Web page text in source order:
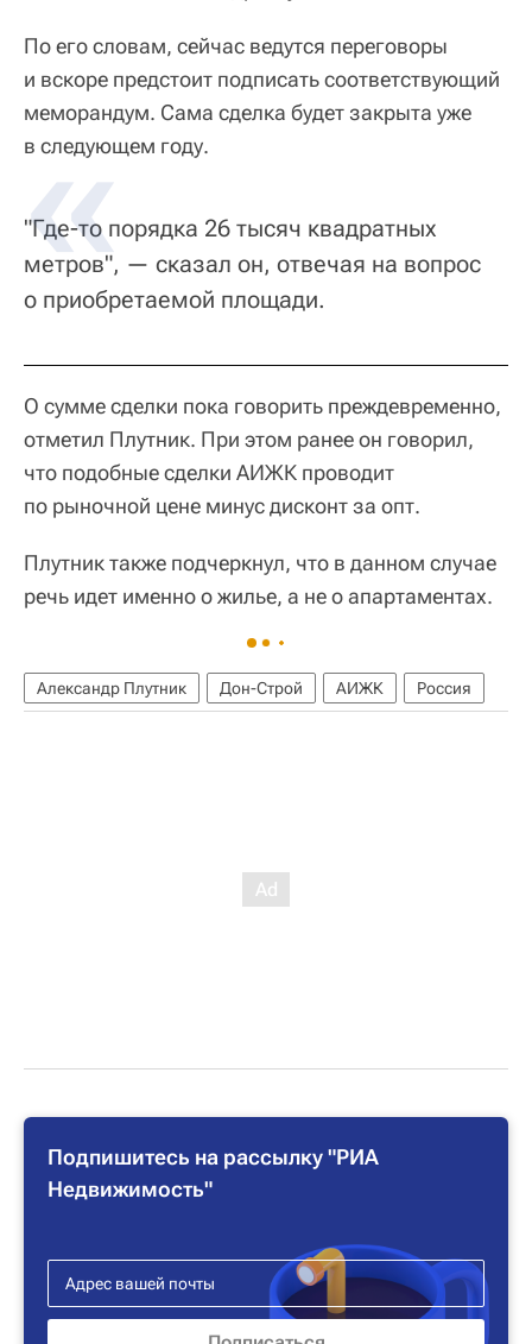
По его словам, сейчас ведутся переговоры
и вскоре предстоит подписать соответствующий
меморандум. Сама сделка будет закрыта уже
в следующем году.
"Где-то порядка 26 тысяч квадратных
метров", — сказал он, отвечая на вопрос
о приобретаемой площади.
О сумме сделки пока говорить преждевременно,
отметил Плутник. При этом ранее он говорил,
что подобные сделки АИЖК проводит
по рыночной цене минус дисконт за опт.
Плутник также подчеркнул, что в данном случае
речь идет именно о жилье, а не о апартаментах.
Александр Плутник Дон-Строй АИЖК Россия
Подпишитесь на рассылку "РИА
Недвижимость"